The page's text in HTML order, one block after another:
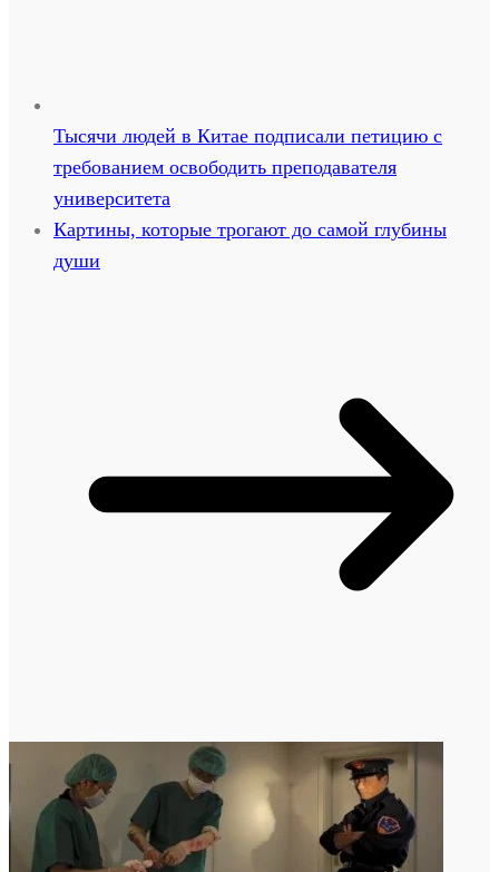
Тысячи людей в Китае подписали петицию с
требованием освободить преподавателя
университета
Картины, которые трогают до самой глубины
души